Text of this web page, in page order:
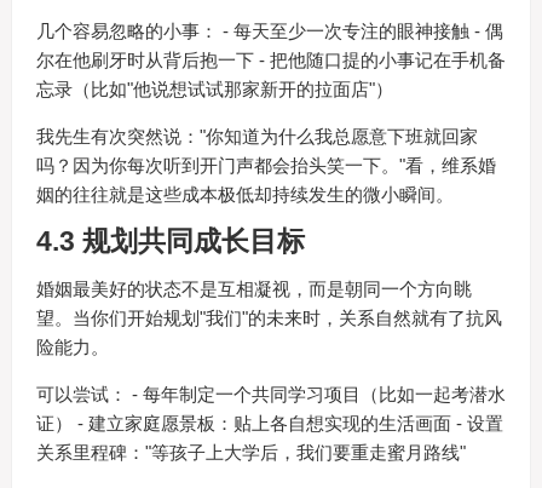
几个容易忽略的小事： - 每天至少一次专注的眼神接触 - 偶
尔在他刷牙时从背后抱一下 - 把他随口提的小事记在手机备
忘录（比如"他说想试试那家新开的拉面店"）
我先生有次突然说："你知道为什么我总愿意下班就回家
吗？因为你每次听到开门声都会抬头笑一下。"看，维系婚
姻的往往就是这些成本极低却持续发生的微小瞬间。
4.3 规划共同成长目标
婚姻最美好的状态不是互相凝视，而是朝同一个方向眺
望。当你们开始规划"我们"的未来时，关系自然就有了抗风
险能力。
可以尝试： - 每年制定一个共同学习项目（比如一起考潜水
证） - 建立家庭愿景板：贴上各自想实现的生活画面 - 设置
关系里程碑："等孩子上大学后，我们要重走蜜月路线"